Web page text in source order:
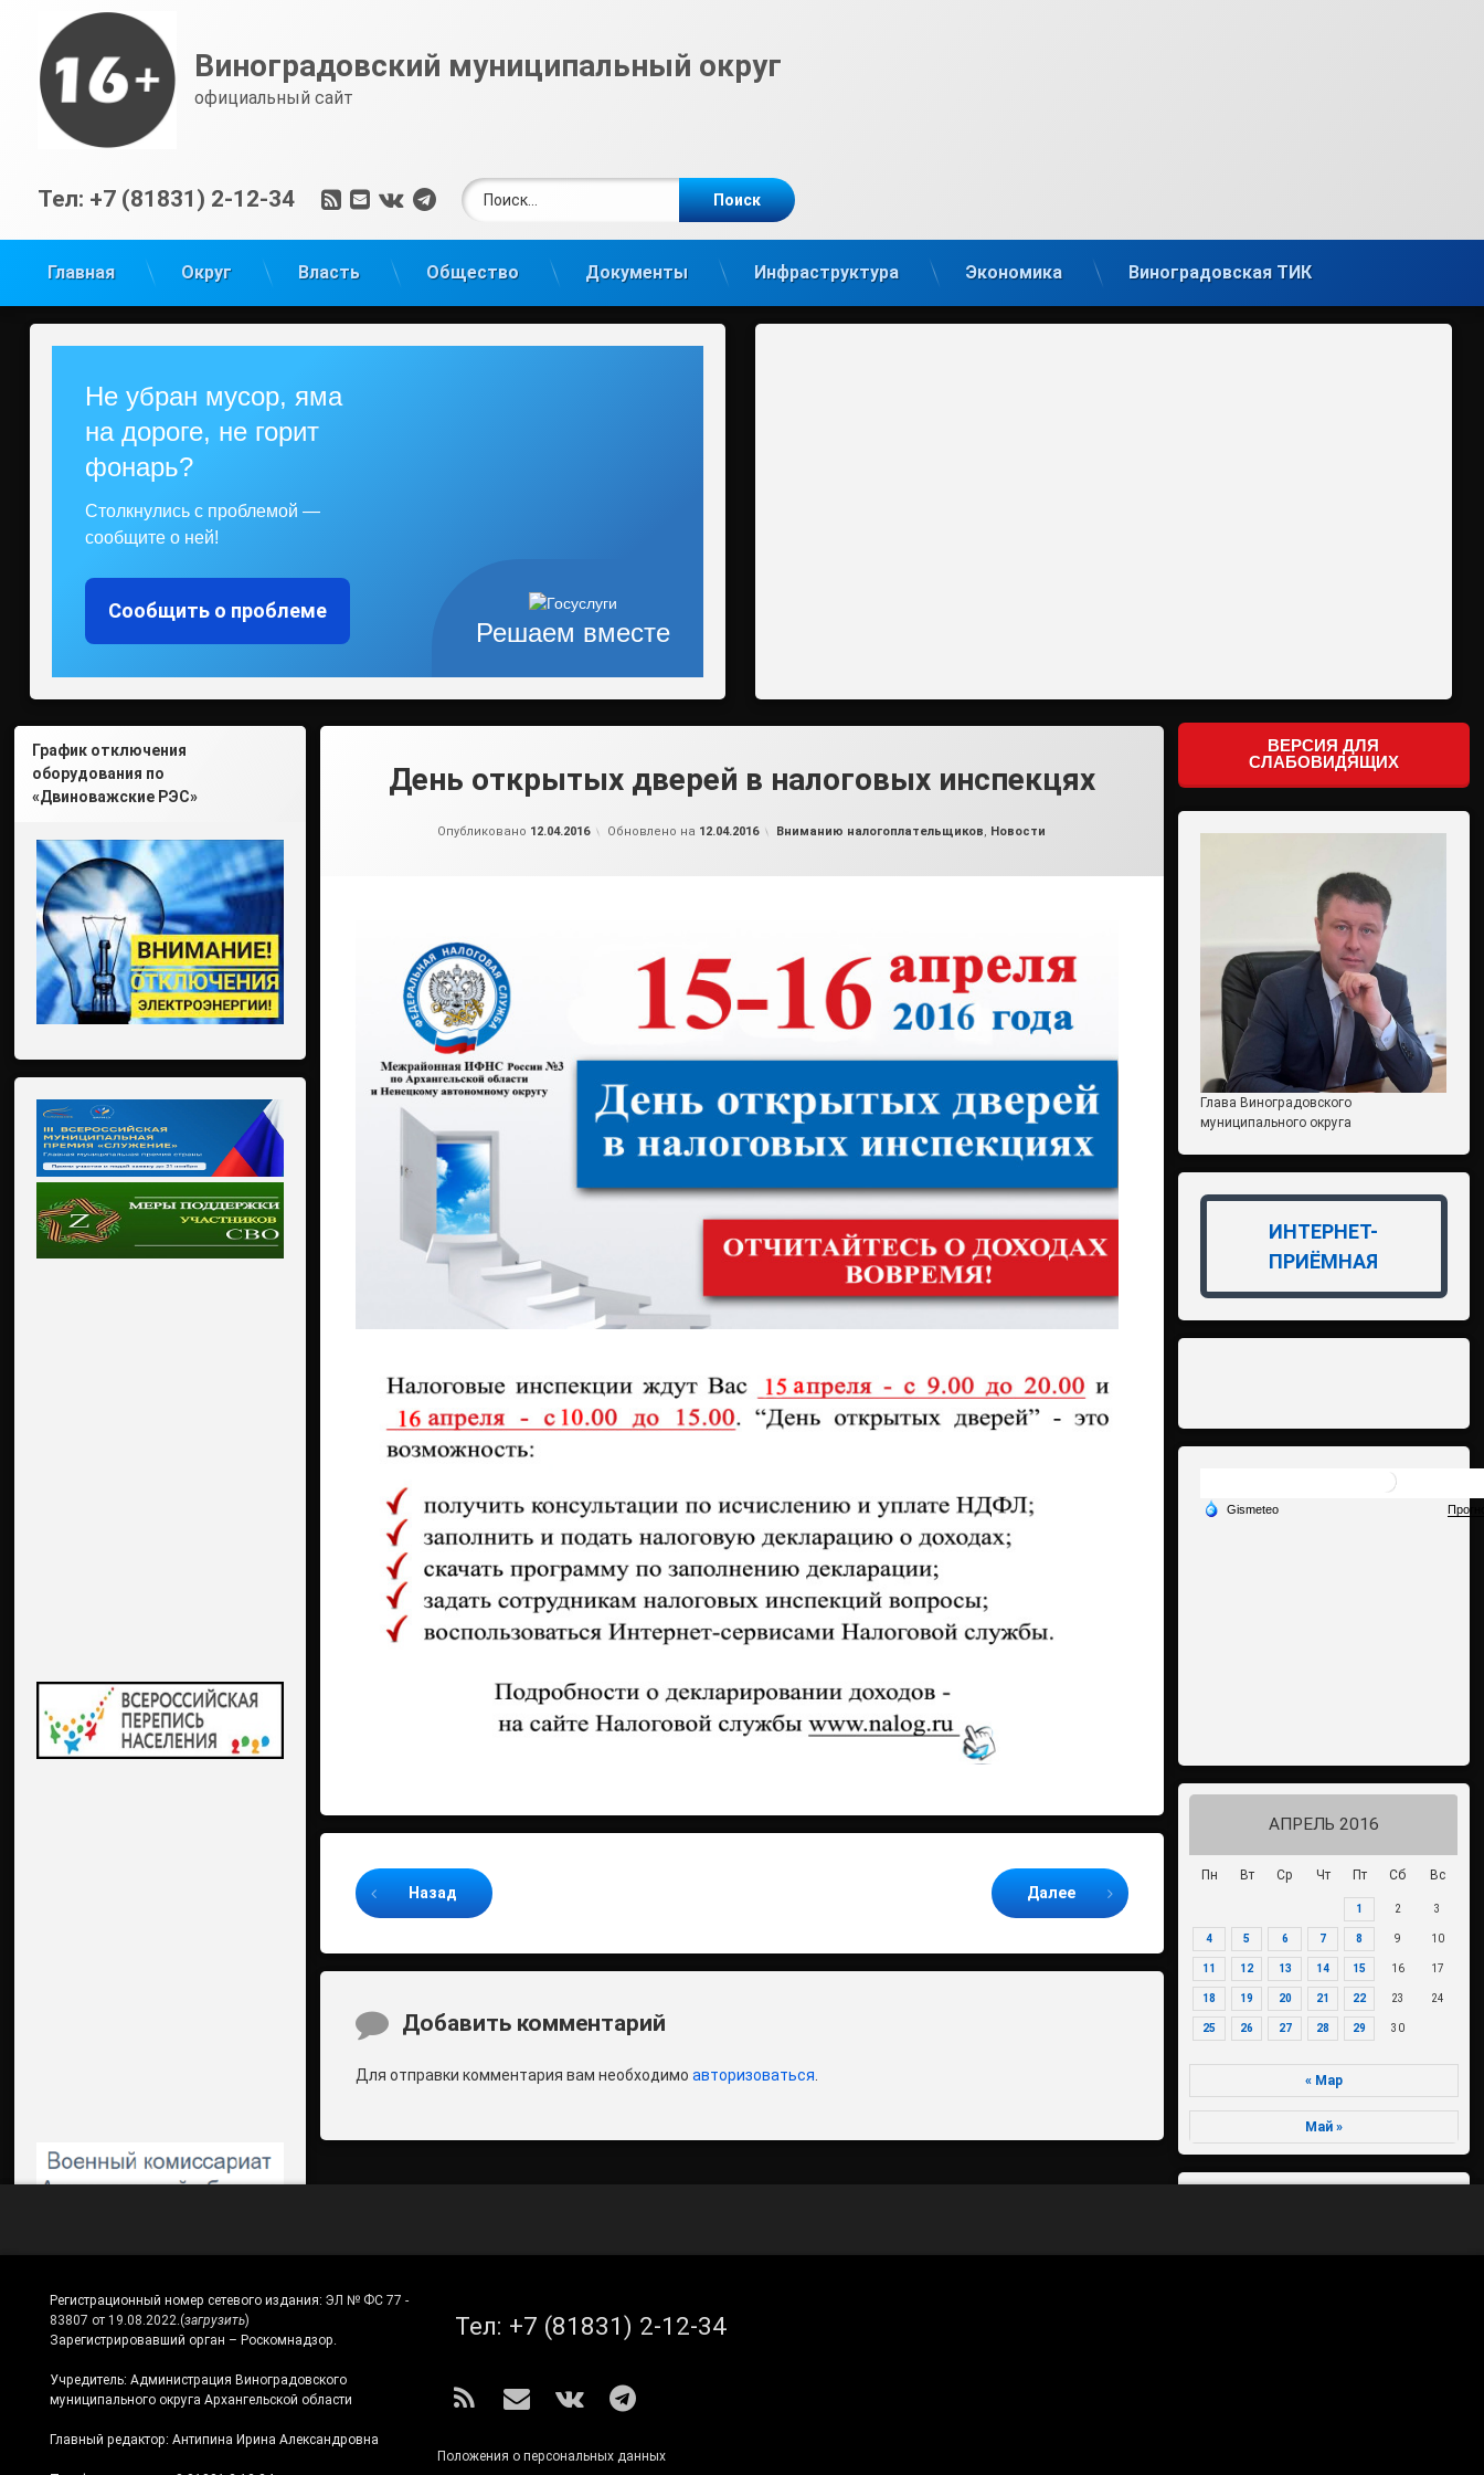
содержимому
Виноградовский муниципальный округ
официальный сайт
Тел: +7 (81831) 2-12-34 RSSE-mailВКонтакте
Telegram
Найти:
Главная Округ Власть Общество Документы Инфраструктура Экономика Виноградовская ТИК
Решаем вместе
Не убран мусор, яма
на дороге, не горит
фонарь?
Столкнулись с проблемой —
сообщите о ней!
Сообщить о проблеме
День открытых дверей в налоговых инспекцях
Опубликовано 12.04.2016 Обновлено на 12.04.2016 Рубрики:
Вниманию налогоплательщиков, Новости
Продолжайте читать
Назад Далее
Комментарии
Добавить комментарий
Для отправки комментария вам необходимоавторизоваться.
График отключения
оборудования по
«Двиноважские РЭС»
ВЕРСИЯ ДЛЯ
СЛАБОВИДЯЩИХ
Глава Виноградовского
муниципального округа
ИНТЕРНЕТ-
ПРИЁМНАЯ
АПРЕЛЬ 2016
Пн Вт Ср Чт Пт Сб Вс
1 2 3
4 5 6 7 8 9 10
11 12 13 14 15 16 17
18 19 20 21 22 23 24
25 26 27 28 29 30
« Мар
Май »
Регистрационный номер сетевого издания: ЭЛ № ФС 77 -
83807 от 19.08.2022.(загрузить)
Зарегистрировавший орган – Роскомнадзор.
Учредитель: Администрация Виноградовского
муниципального округа Архангельской области
Главный редактор: Антипина Ирина Александровна
Тел: +7 (81831) 2-12-34
RSS E-mailВКонтакте
Telegram
Положения о персональных данных